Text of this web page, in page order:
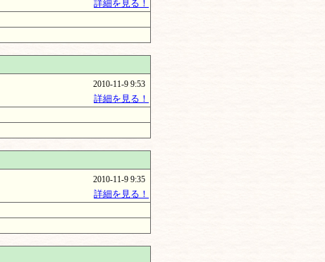
詳細を見る！
2010-11-9 9:53
詳細を見る！
2010-11-9 9:35
詳細を見る！